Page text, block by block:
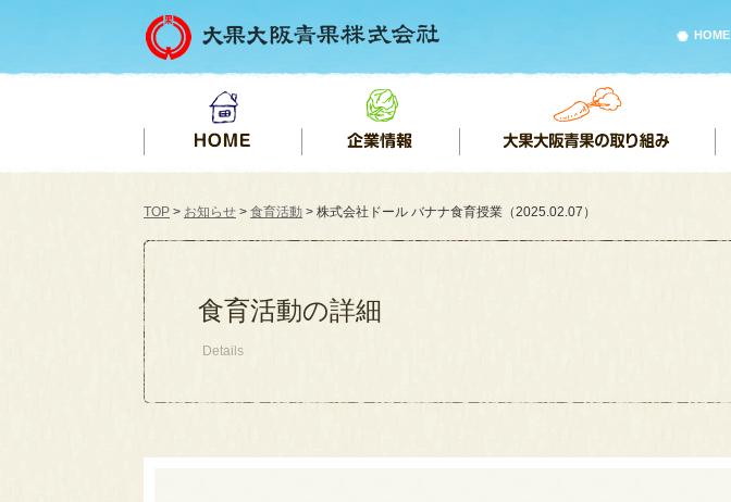
HOME
TOP > お知らせ > 食育活動 > 株式会社ドール バナナ食育授業（2025.02.07）
食育活動の詳細
Details